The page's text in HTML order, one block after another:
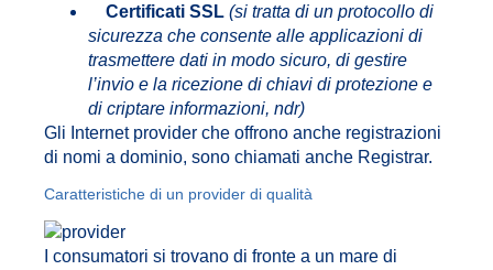
Certificati SSL (si tratta di un protocollo di
sicurezza che consente alle applicazioni di
trasmettere dati in modo sicuro, di gestire
l’invio e la ricezione di chiavi di protezione e
di criptare informazioni, ndr)
Gli Internet provider che offrono anche registrazioni
di nomi a dominio, sono chiamati anche Registrar.
Caratteristiche di un provider di qualità
I consumatori si trovano di fronte a un mare di